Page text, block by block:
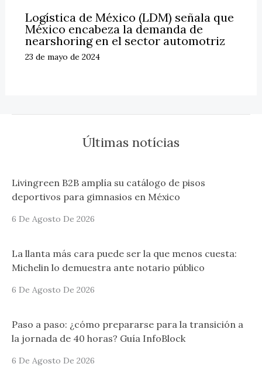
Logística de México (LDM) señala que
México encabeza la demanda de
nearshoring en el sector automotriz
23 de mayo de 2024
Últimas notícias
Livingreen B2B amplía su catálogo de pisos
deportivos para gimnasios en México
6 De Agosto De 2026
La llanta más cara puede ser la que menos cuesta:
Michelin lo demuestra ante notario público
6 De Agosto De 2026
Paso a paso: ¿cómo prepararse para la transición a
la jornada de 40 horas? Guía InfoBlock
6 De Agosto De 2026